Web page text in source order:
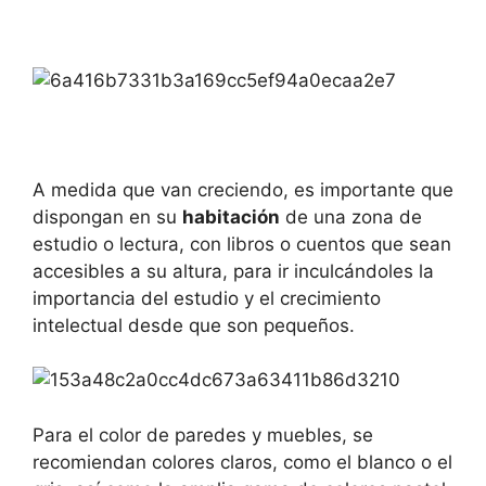
A medida que van creciendo, es importante que
dispongan en su habitación de una zona de
estudio o lectura, con libros o cuentos que sean
accesibles a su altura, para ir inculcándoles la
importancia del estudio y el crecimiento
intelectual desde que son pequeños.
Para el color de paredes y muebles, se
recomiendan colores claros, como el blanco o el